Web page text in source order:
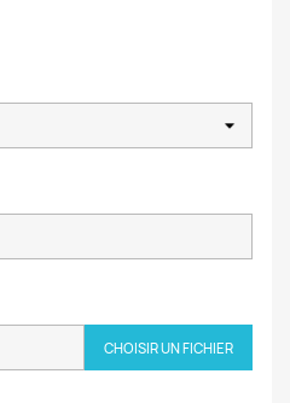
CHOISIR UN FICHIER